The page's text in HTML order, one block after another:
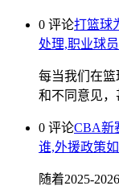
0 评论打篮球
处理,职业球
每当我们在
和不同意见，
0 评论CBA新
谁,外援政策
随着2025-